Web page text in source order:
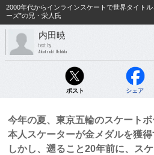
2000年代からインラインスケートで世界タイト
ーズ”の兄・栄人氏
内田暁
text by
Akatsuki Uchida
ポスト シェア
今年の夏、東京五輪のスケート
本人スケーターが金メダルを獲得
しかし、遡ること20年前に、ス